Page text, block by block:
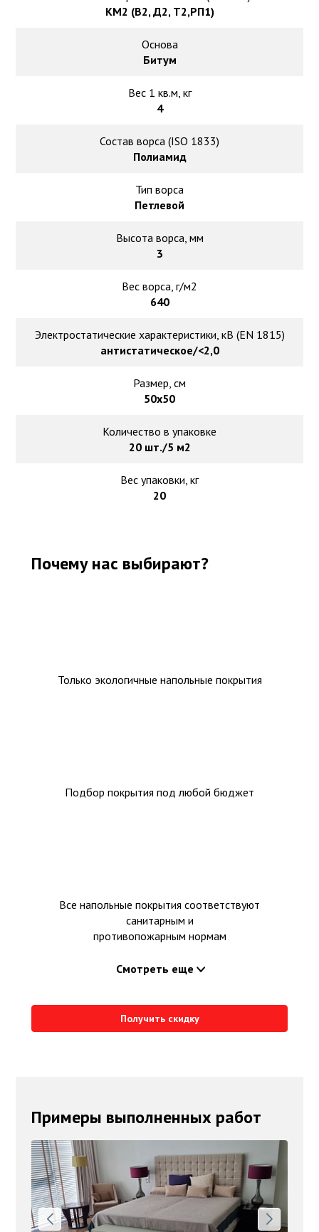
КМ2 (В2, Д2, Т2,РП1)
Основа
Битум
Вес 1 кв.м, кг
4
Состав ворса (ISO 1833)
Полиамид
Тип ворса
Петлевой
Высота ворса, мм
3
Вес ворса, г/м2
640
Электростатические характеристики, кВ (EN 1815)
антистатическое/<2,0
Размер, см
50х50
Количество в упаковке
20 шт./5 м2
Вес упаковки, кг
20
Почему нас выбирают?
Только экологичные напольные покрытия
Подбор покрытия под любой бюджет
Все напольные покрытия соответствуют
санитарным и
противопожарным нормам
Смотреть еще
Получить скидку
Примеры выполненных работ